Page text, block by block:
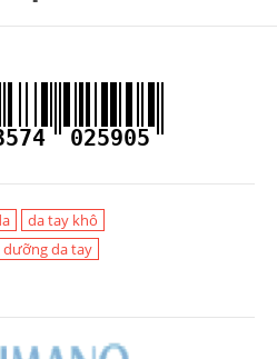
025905
da tay khô
dưỡng da tay